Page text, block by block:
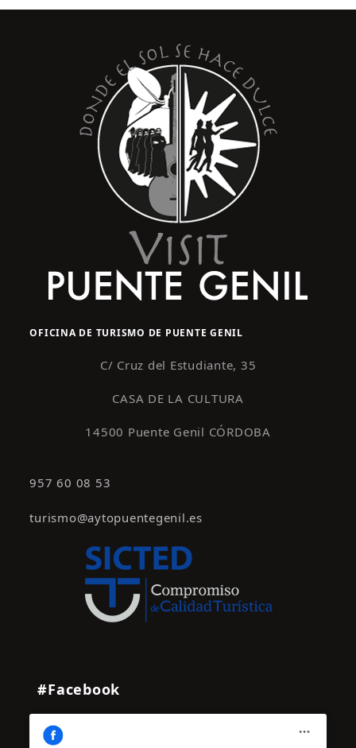
OFICINA DE TURISMO DE PUENTE GENIL
C/ Cruz del Estudiante, 35
CASA DE LA CULTURA
14500 Puente Genil CÓRDOBA
957 60 08 53
turismo@aytopuentegenil.es
#Facebook